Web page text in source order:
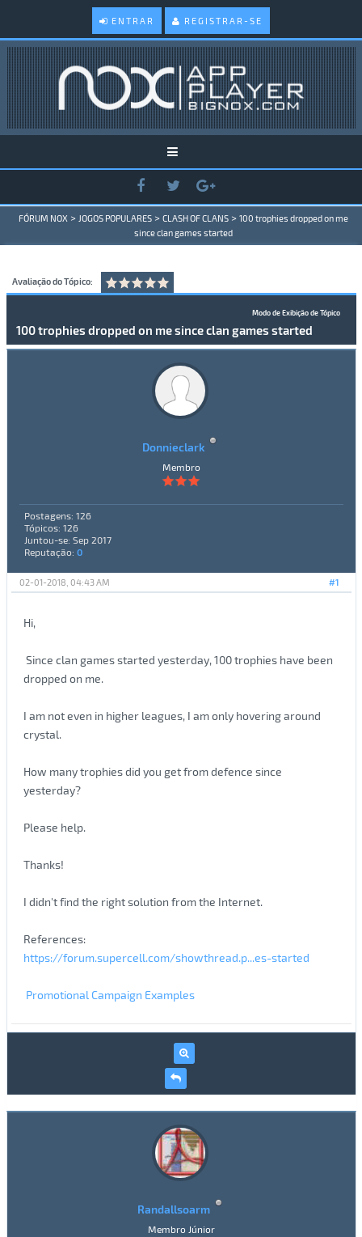
ENTRAR REGISTRAR-SE
FÓRUM NOX > JOGOS POPULARES > CLASH OF CLANS > 100 trophies dropped on me
since clan games started
Avaliação do Tópico:
Modo de Exibição de Tópico
100 trophies dropped on me since clan games started
Donnieclark
Membro
Postagens: 126
Tópicos: 126
Juntou-se: Sep 2017
Reputação: 0
#1
02-01-2018, 04:43 AM
Hi,
Since clan games started yesterday, 100 trophies have been
dropped on me.
I am not even in higher leagues, I am only hovering around
crystal.
How many trophies did you get from defence since
yesterday?
Please help.
Thanks!
I didn't find the right solution from the Internet.
References:
https://forum.supercell.com/showthread.p...es-started
Promotional Campaign Examples
Randallsoarm
Membro Júnior